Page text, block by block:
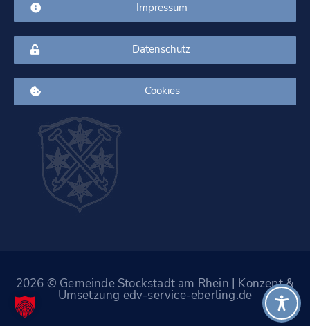
Impressum
Datenschutz
Cookies
2026 © Gemeinde Stockstadt am Rhein | Konzept &
Umsetzung edv-service-eberling.de